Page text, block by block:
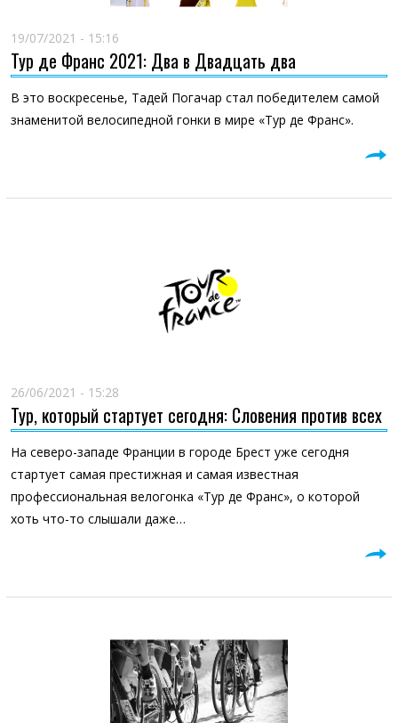
19/07/2021 - 15:16
Тур де Франс 2021: Два в Двадцать два
В это воскресенье, Тадей Погачар стал победителем самой
знаменитой велосипедной гонки в мире «Тур де Франс».
26/06/2021 - 15:28
Тур, который стартует сегодня: Словения против всех
На северо-западе Франции в городе Брест уже сегодня
стартует самая престижная и самая известная
профессиональная велогонка «Тур де Франс», о которой
хоть что-то слышали даже…